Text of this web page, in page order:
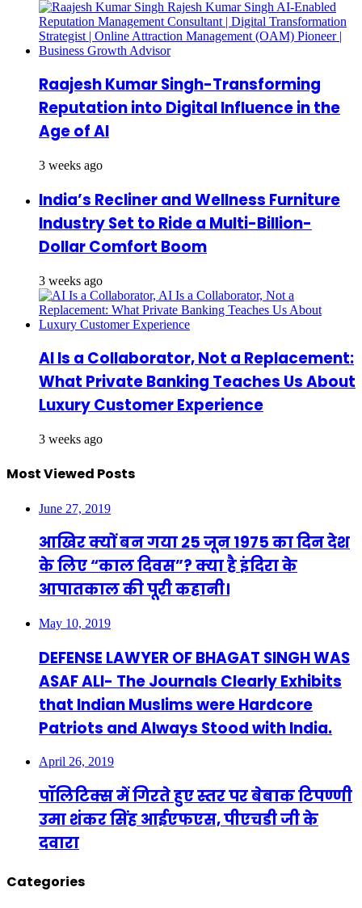
Raajesh Kumar Singh-Transforming
Reputation into Digital Influence in the
Age of AI
3 weeks ago
India’s Recliner and Wellness Furniture
Industry Set to Ride a Multi-Billion-
Dollar Comfort Boom
3 weeks ago
AI Is a Collaborator, Not a Replacement:
What Private Banking Teaches Us About
Luxury Customer Experience
3 weeks ago
Most Viewed Posts
June 27, 2019
आखिर क्यों बन गया 25 जून 1975 का दिन देश
के लिए “काल दिवस”? क्या है इंदिरा के
आपातकाल की पूरी कहानी।
May 10, 2019
DEFENSE LAWYER OF BHAGAT SINGH WAS
ASAF ALI- The Journals Clearly Exhibits
that Indian Muslims were Hardcore
Patriots and Always Stood with India.
April 26, 2019
पॉलिटिक्स में गिरते हुए स्तर पर बेबाक टिपण्णी
उमा शंकर सिंह आईएफएस, पीएचडी जी के
दवारा
Categories